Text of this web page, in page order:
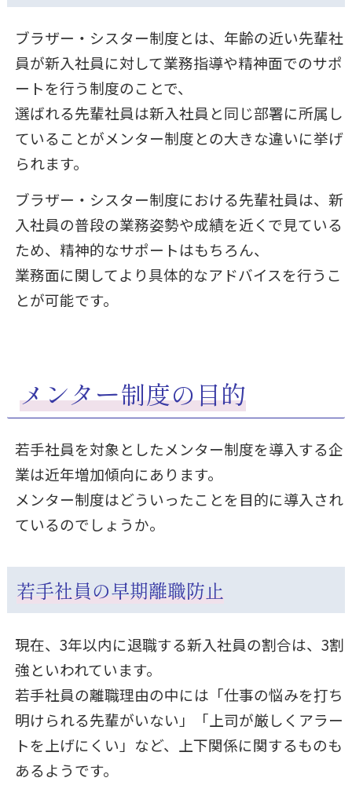
ブラザー・シスター制度とは、年齢の近い先輩社
員が新入社員に対して業務指導や精神面でのサポ
ートを行う制度のことで、
選ばれる先輩社員は新入社員と同じ部署に所属し
ていることがメンター制度との大きな違いに挙げ
られます。
ブラザー・シスター制度における先輩社員は、新
入社員の普段の業務姿勢や成績を近くで見ている
ため、精神的なサポートはもちろん、
業務面に関してより具体的なアドバイスを行うこ
とが可能です。
メンター制度の目的
若手社員を対象としたメンター制度を導入する企
業は近年増加傾向にあります。
メンター制度はどういったことを目的に導入され
ているのでしょうか。
若手社員の早期離職防止
現在、3年以内に退職する新入社員の割合は、3割
強といわれています。
若手社員の離職理由の中には「仕事の悩みを打ち
明けられる先輩がいない」「上司が厳しくアラー
トを上げにくい」など、上下関係に関するものも
あるようです。